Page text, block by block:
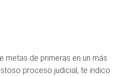
metas de primeras en un más
proceso judicial, te indico